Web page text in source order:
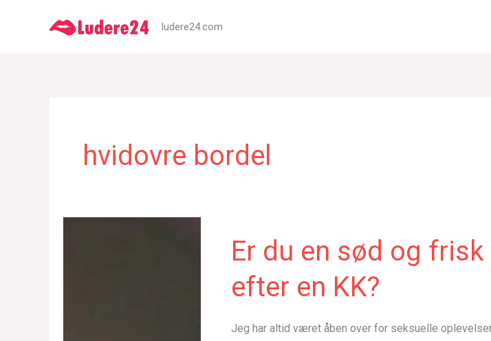
ludere24.com
hvidovre bordel
Er du en sød og
efter en KK?
Jeg har altid været åben over for seksuelle